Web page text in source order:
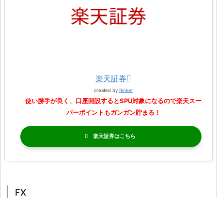
楽天証券
created by Rinker
使い勝手が良く、口座開設するとSPU対象になるので楽天スー
パーポイントもガンガン貯まる！
楽天証券
FX